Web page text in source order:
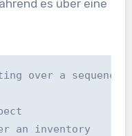
es über eine
over a sequence
an inventory